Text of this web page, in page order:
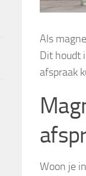
Als
Dit houdt
afspraak
Woon je